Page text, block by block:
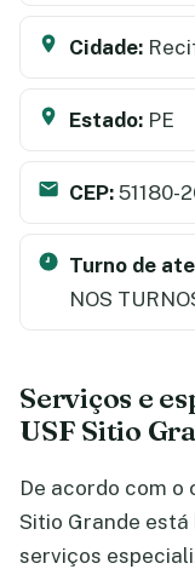
Cidade:
Estado: PE
CEP: 51180-
Turno de
NOS
Serviços e
USF Sitio
De acordo com o
Sitio Grande
serviços